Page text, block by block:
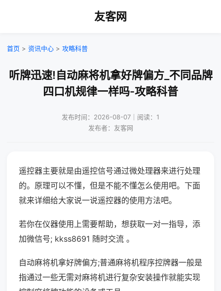
友客网
首页 > 资讯中心 > 攻略科普
听牌迅速!自动麻将机拿好牌偏方_不同品牌
四口机规律一样吗-攻略科普
发布时间：2026-08-07｜阅读：1
发布者：友客网
遥控器主要就是由遥控信号通过微处理器来进行处理
的。原理可以不懂，但是不能不懂怎么使用吧。下面
就来详细给大家说一说遥控器的使用方法吧。
若你在仪器使用上需要帮助，想获取一对一指导，添
加微信号; kkss8691 随时交流 。
自动麻将机拿好牌偏方;普通麻将机程序控牌器一般是
指通过一些无需对麻将机进行复杂安装操作就能实现